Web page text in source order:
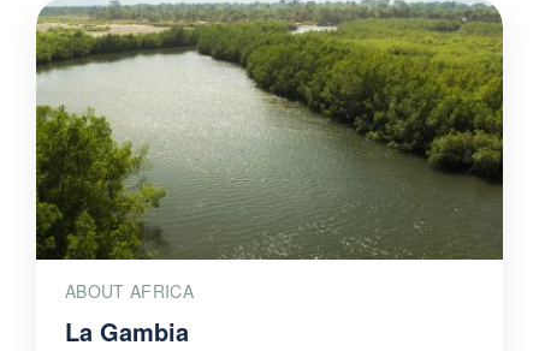
ABOUT AFRICA
La Gambia